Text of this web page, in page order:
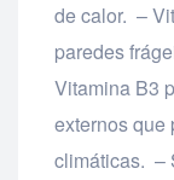
de calor. –
paredes
Vitamina B3
externos que
climáticas. –